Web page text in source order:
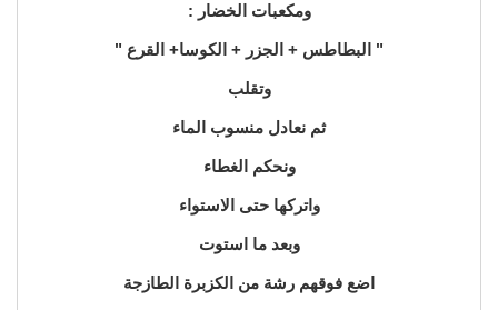
ومكعبات الخضار :
" البطاطس + الجزر + الكوسا+ القرع "
وتقلب
ثم نعادل منسوب الماء
ونحكم الغطاء
واتركها حتى الاستواء
وبعد ما استوت
اضع فوقهم رشة من الكزبرة الطازجة